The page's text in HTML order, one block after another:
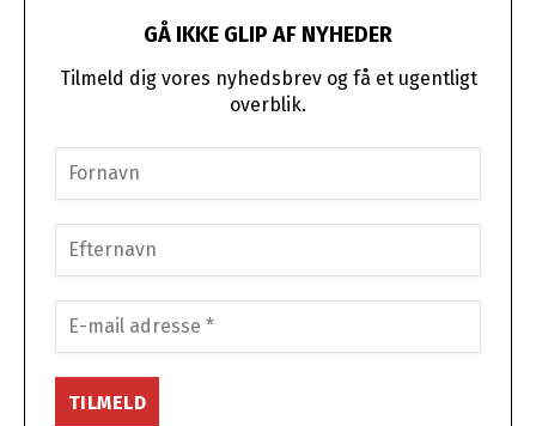
GÅ IKKE GLIP AF NYHEDER
Tilmeld dig vores nyhedsbrev og få et ugentligt
overblik.